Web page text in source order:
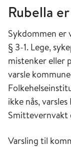
Rubella
Sykdommen
§ 3-1. Lege,
mistenker eller
varsle
ikke nås,
Varsling til